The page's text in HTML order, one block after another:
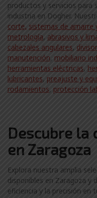
productos y servicios para
industria en Dogher.
corte, sistemas de amarre
metrología, abrasivos y
cabezales angulares,
manutención, mobiliario
herramientas eléctricas,
lubricantes, preajuste y
rodamientos, protección
Descubre la
en Zaragoza
Explora nuestra amplia
disponibles en Zaragoza y
eficiencia y la precisión en